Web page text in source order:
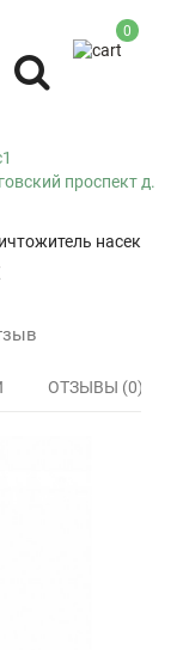
0
проспект д.
ОТЗЫВЫ (0)